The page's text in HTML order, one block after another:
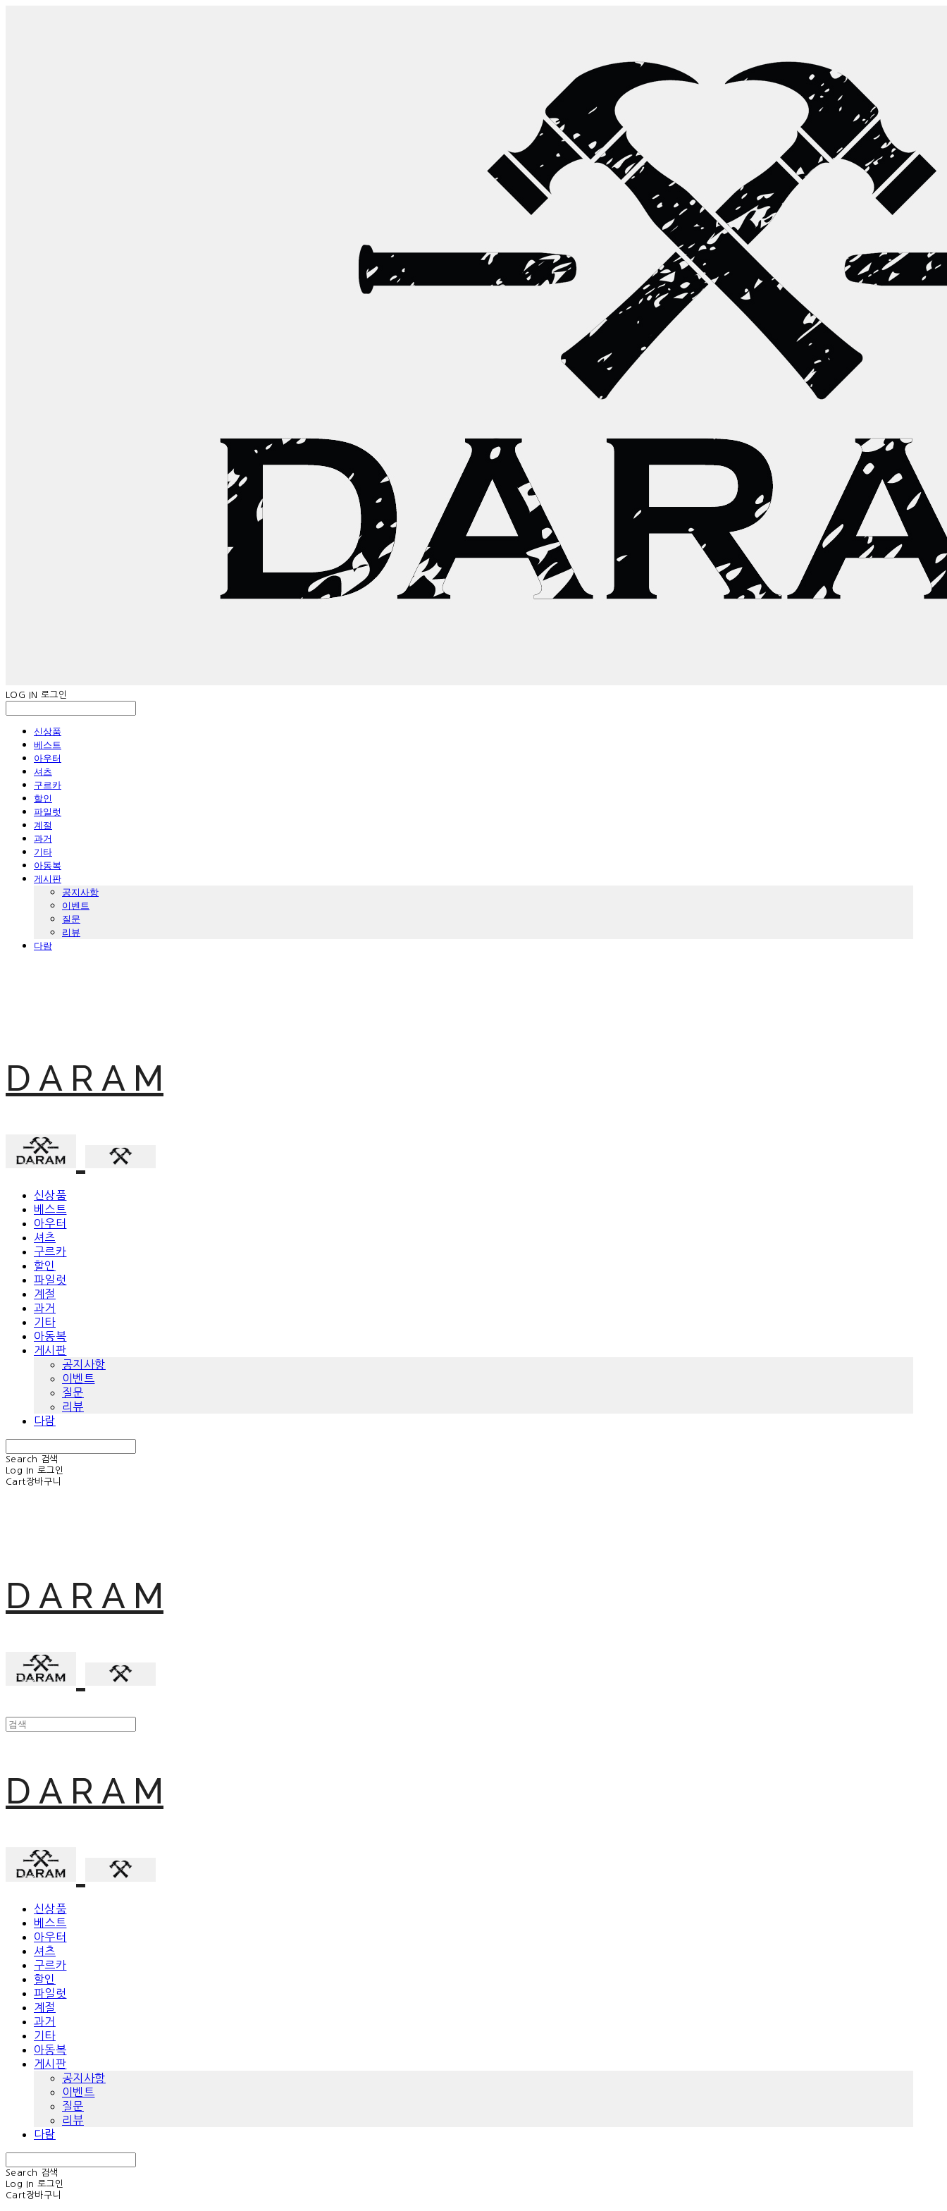
LOG IN 로그인
신상품
베스트
아우터
셔츠
구르카
할인
파일럿
계절
과거
기타
아동복
게시판
공지사항
이벤트
질문
리뷰
다람
D A R A M
신상품
베스트
아우터
셔츠
구르카
할인
파일럿
계절
과거
기타
아동복
게시판
공지사항
이벤트
질문
리뷰
다람
Search
검색
Log In 로그인
Cart장바구니
D A R A M
D A R A M
신상품
베스트
아우터
셔츠
구르카
할인
파일럿
계절
과거
기타
아동복
게시판
공지사항
이벤트
질문
리뷰
다람
Search
검색
Log In
로그인
Cart장바구니